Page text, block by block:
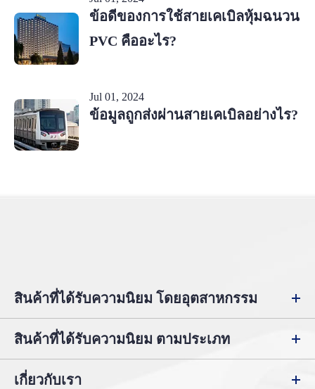
ข้อดีของการใช้สายเคเบิลหุ้มฉนวน
PVC คืออะไร?
Jul 01, 2024
ข้อมูลถูกส่งผ่านสายเคเบิลอย่างไร?
สินค้าที่ได้รับความนิยม โดยอุตสาหกรรม
สินค้าที่ได้รับความนิยม ตามประเภท
เกี่ยวกับเรา